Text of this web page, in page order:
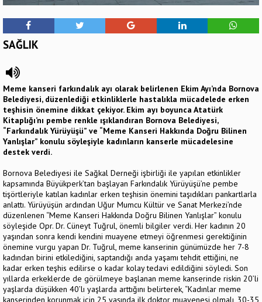
SAĞLIK
Meme kanseri farkındalık ayı olarak belirlenen Ekim Ayı’nda Bornova
Belediyesi, düzenlediği etkinliklerle hastalıkla mücadelede erken
teşhisin önemine dikkat çekiyor. Ekim ayı boyunca Atatürk
Kitaplığı’nı pembe renkle ışıklandıran Bornova Belediyesi,
“Farkındalık Yürüyüşü” ve “Meme Kanseri Hakkında Doğru Bilinen
Yanlışlar” konulu söyleşiyle kadınların kanserle mücadelesine
destek verdi.
Bornova Belediyesi ile Sağkal Derneği işbirliği ile yapılan etkinlikler
kapsamında Büyükperk’tan başlayan Farkındalık Yürüyüşü’ne pembe
tişörtleriyle katılan kadınlar erken teşhisin önemini taşıdıkları pankartlarla
anlattı. Yürüyüşün ardından Uğur Mumcu Kültür ve Sanat Merkezi’nde
düzenlenen “Meme Kanseri Hakkında Doğru Bilinen Yanlışlar” konulu
söyleşide Opr. Dr. Cüneyt Tuğrul, önemli bilgiler verdi. Her kadının 20
yaşından sonra kendi kendini muayene etmeyi öğrenmesi gerektiğinin
önemine vurgu yapan Dr. Tuğrul, meme kanserinin günümüzde her 7-8
kadından birini etkilediğini, saptandığı anda yaşamı tehdit ettiğini, ne
kadar erken teşhis edilirse o kadar kolay tedavi edildiğini söyledi. Son
yıllarda erkeklerde de görülmeye başlanan meme kanserinde riskin 20’li
yaşlarda düşükken 40’lı yaşlarda arttığını belirterek, “Kadınlar meme